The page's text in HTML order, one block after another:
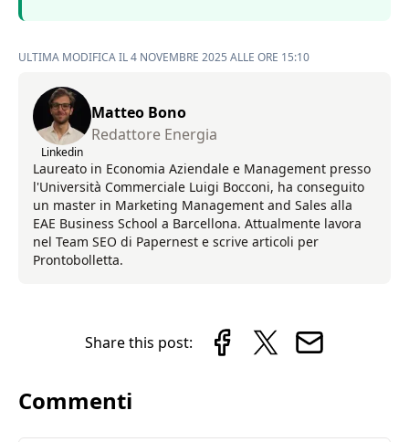
ULTIMA MODIFICA IL 4 NOVEMBRE 2025 ALLE ORE 15:10
Linkedin
Matteo Bono
Redattore Energia
Laureato in Economia Aziendale e Management presso
l'Università Commerciale Luigi Bocconi, ha conseguito
un master in Marketing Management and Sales alla
EAE Business School a Barcellona. Attualmente lavora
nel Team SEO di Papernest e scrive articoli per
Prontobolletta.
Share this post:
Commenti